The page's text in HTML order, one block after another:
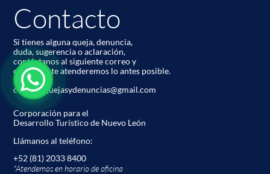
Contacto
Si tienes alguna queja, denuncia,
duda, sugerencia o aclaración,
contáctanos al siguiente correo y
con gusto te atenderemos lo antes posible.
codetur.quejasydenuncias@gmail.com
Corporación para el
Desarrollo Turístico de Nuevo León
Llámanos al teléfono:
+52 (81) 2033 8400
*Atendemos en horario de oﬁcina